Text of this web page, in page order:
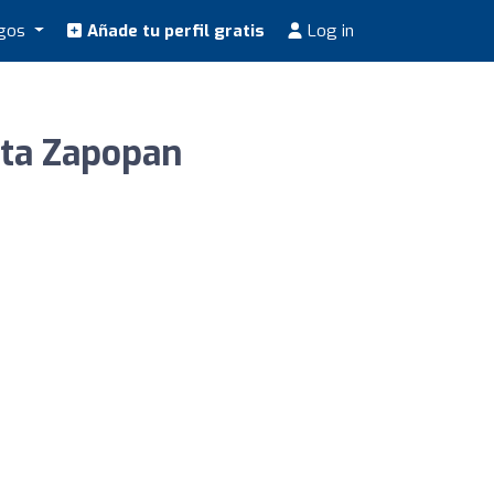
Añade tu perfil gratis Log in
Zapopan